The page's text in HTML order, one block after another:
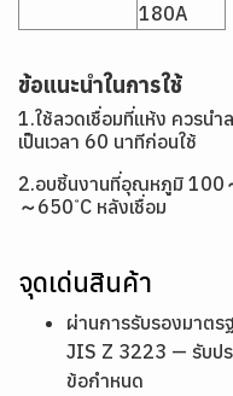
180A
ข้อแนะนำในการใช้
1.ใช้ลวดเชื่อมที่แห้ง ควรน
เป็นเวลา 60 นาทีก่อนใช้
2.อบชิ้นงานที่อุณหภูมิ 100
～650 ํC หลังเชื่อม
จุดเด่นสินค้า
ผ่านการรับรองมาต
JIS Z 3223 — รับป
ข้อกำหนด